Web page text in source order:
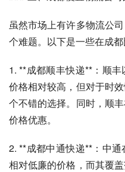
虽然市场上有许多物流公
个难题。以下是一些在成
1. **成都顺丰快递**：顺
价格相对较高，但对于时
个不错的选择。同时，顺
价格优惠。
2. **成都中通快递**：中
相对低廉的价格，而其覆